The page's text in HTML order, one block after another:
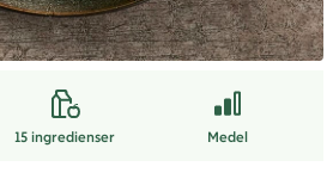
15 ingredienser Medel